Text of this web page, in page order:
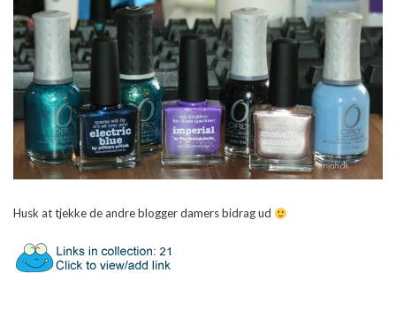
Husk at tjekke de andre blogger damers bidrag ud